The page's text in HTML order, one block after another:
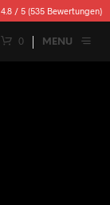
4.8 / 5 (535 Bewertungen)
0 MENU